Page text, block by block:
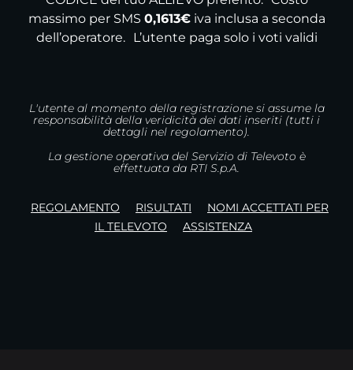
massimo per SMS 0,1613€iva inclusa a seconda
dell’operatore. L’utente paga solo i voti validi
L'utente al momento della registrazione si assume la
responsabilità della veridicità dei dati inseriti (tutti i
dettagli nel regolamento).
La gestione operativa del Servizio di Televoto è
effettuata da RTI S.p.A.
REGOLAMENTO RISULTATI
NOMI ACCETTATI PER
IL TELEVOTO
ASSISTENZA